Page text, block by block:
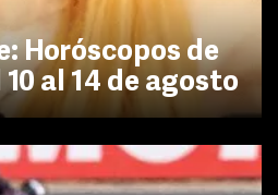
Horóscopos de
al 14 de agosto